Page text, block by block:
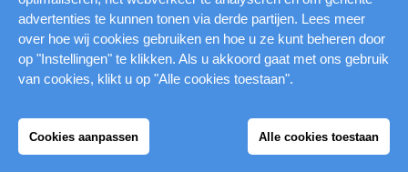
advertenties te kunnen tonen via derde partijen. Lees meer
over hoe wij cookies gebruiken en hoe u ze kunt beheren door
op "Instellingen" te klikken. Als u akkoord gaat met ons gebruik
van cookies, klikt u op "Alle cookies toestaan".
Cookies aanpassen Alle cookies toestaan